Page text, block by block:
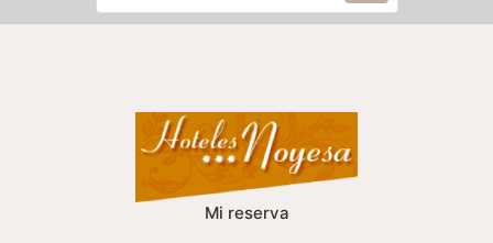
Mi reserva